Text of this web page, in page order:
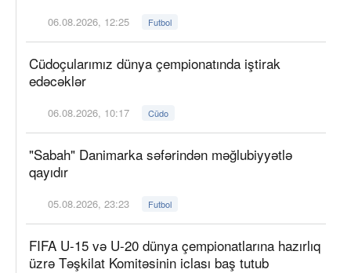
06.08.2026, 12:25 Futbol
Cüdoçularımız dünya çempionatında iştirak
edəcəklər
06.08.2026, 10:17 Cüdo
"Sabah" Danimarka səfərindən məğlubiyyətlə
qayıdır
05.08.2026, 23:23 Futbol
FIFA U-15 və U-20 dünya çempionatlarına hazırlıq
üzrə Təşkilat Komitəsinin iclası baş tutub